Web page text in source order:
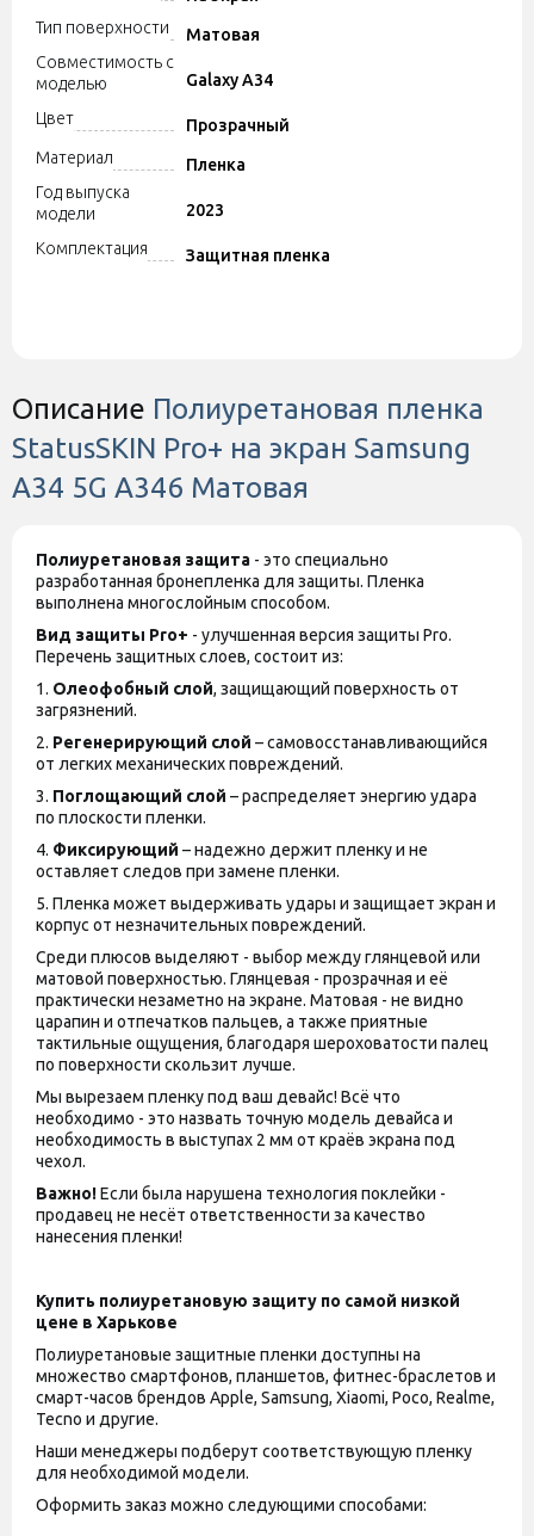
Тип поверхности
Матовая
Совместимость с
моделью
Galaxy A34
Цвет
Прозрачный
Материал
Пленка
Год выпуска
модели
2023
Комплектация
Защитная пленка
Описание Полиуретановая пленка
StatusSKIN Pro+ на экран Samsung
A34 5G A346 Матовая
Полиуретановая защита - это специально
разработанная бронепленка для защиты. Пленка
выполнена многослойным способом.
Вид защиты Pro+ - улучшенная версия защиты Pro.
Перечень защитных слоев, состоит из:
1. Олеофобный слой, защищающий поверхность от
загрязнений.
2. Регенерирующий слой – самовосстанавливающийся
от легких механических повреждений.
3. Поглощающий слой – распределяет энергию удара
по плоскости пленки.
4. Фиксирующий – надежно держит пленку и не
оставляет следов при замене пленки.
5. Пленка может выдерживать удары и защищает экран и
корпус от незначительных повреждений.
Среди плюсов выделяют - выбор между глянцевой или
матовой поверхностью. Глянцевая - прозрачная и её
практически незаметно на экране. Матовая - не видно
царапин и отпечатков пальцев, а также приятные
тактильные ощущения, благодаря шероховатости палец
по поверхности скользит лучше.
Мы вырезаем пленку под ваш девайс! Всё что
необходимо - это назвать точную модель девайса и
необходимость в выступах 2 мм от краёв экрана под
чехол.
Важно!Если была нарушена технология поклейки -
продавец не несёт ответственности за качество
нанесения пленки!
Купить полиуретановую защиту по самой низкой
цене в Харькове
Полиуретановые защитные пленки доступны на
множество смартфонов, планшетов, фитнес-браслетов и
смарт-часов брендов Apple, Samsung, Xiaomi, Poco, Realme,
Tecno и другие.
Наши менеджеры подберут соответствующую пленку
для необходимой модели.
Оформить заказ можно следующими способами: